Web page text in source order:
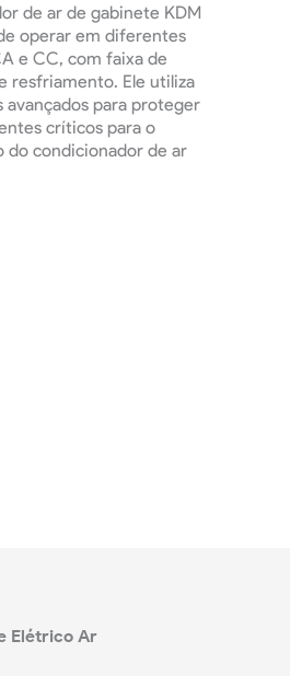
de ar de gabinete KDM
operar em diferentes
e CC, com faixa de
resfriamento. Ele utiliza
para proteger
críticos para o
do condicionador de ar
Elétrico Ar